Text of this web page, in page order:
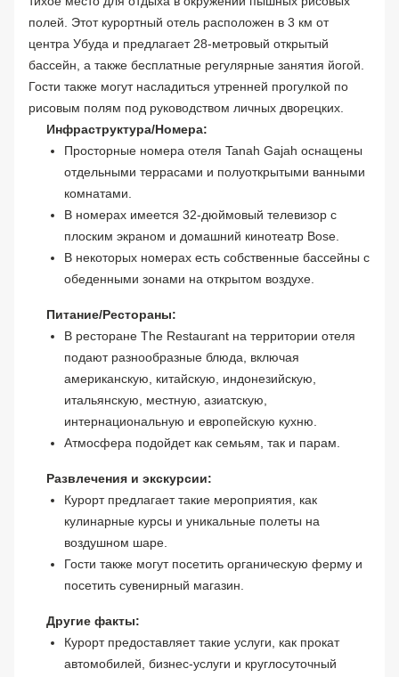
полей. Этот курортный отель расположен в 3 км от
центра Убуда и предлагает 28-метровый открытый
бассейн, а также бесплатные регулярные занятия йогой.
Гости также могут насладиться утренней прогулкой по
рисовым полям под руководством личных дворецких.
Инфраструктура/Номера:
Просторные номера отеля Tanah Gajah оснащены
отдельными террасами и полуоткрытыми ванными
комнатами.
В номерах имеется 32-дюймовый телевизор с
плоским экраном и домашний кинотеатр Bose.
В некоторых номерах есть собственные бассейны с
обеденными зонами на открытом воздухе.
Питание/Рестораны:
В ресторане The Restaurant на территории отеля
подают разнообразные блюда, включая
американскую, китайскую, индонезийскую,
итальянскую, местную, азиатскую,
интернациональную и европейскую кухню.
Атмосфера подойдет как семьям, так и парам.
Развлечения и экскурсии:
Курорт предлагает такие мероприятия, как
кулинарные курсы и уникальные полеты на
воздушном шаре.
Гости также могут посетить органическую ферму и
посетить сувенирный магазин.
Другие факты:
Курорт предоставляет такие услуги, как прокат
автомобилей, бизнес-услуги и круглосуточный